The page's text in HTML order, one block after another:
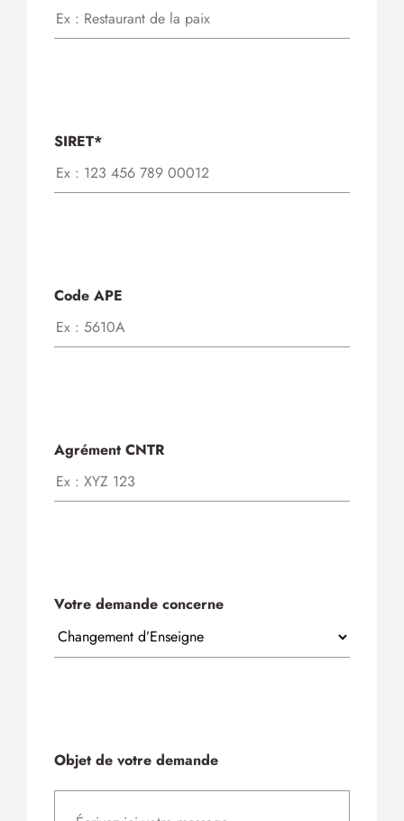
SIRET*
Code APE
Agrément CNTR
Votre demande concerne
Objet de votre demande